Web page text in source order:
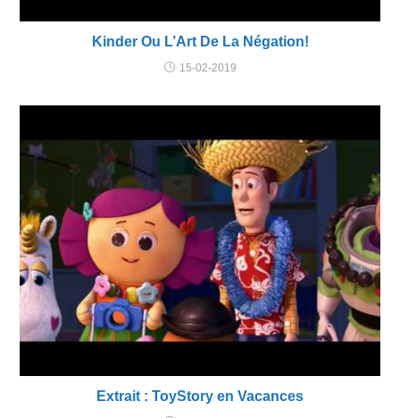
Kinder Ou L’Art De La Négation!
15-02-2019
Extrait : ToyStory en Vacances